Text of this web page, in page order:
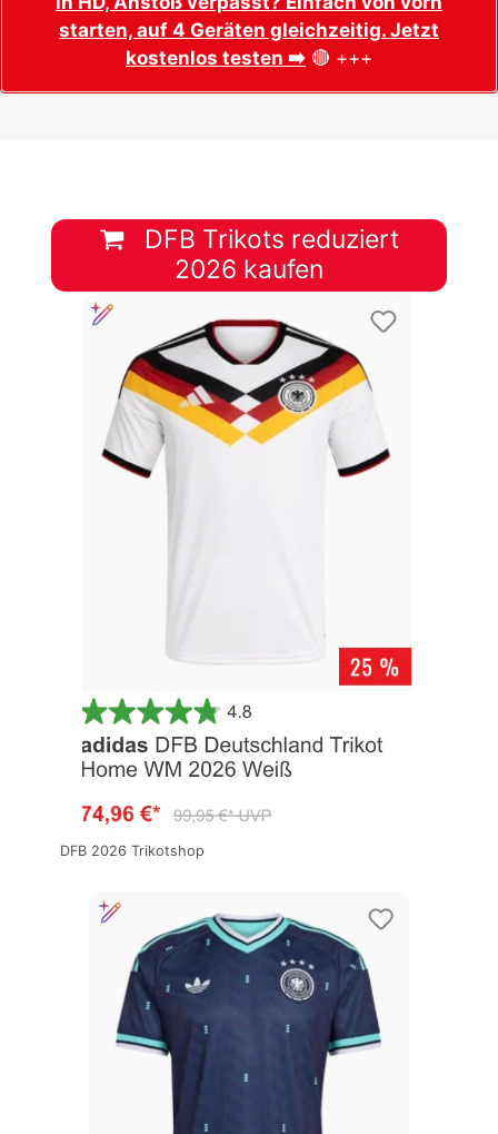
starten, auf 4 Geräten gleichzeitig. Jetzt
kostenlos testen ➡️ 🔴 +++
DFB Trikots reduziert
2026 kaufen
DFB 2026 Trikotshop